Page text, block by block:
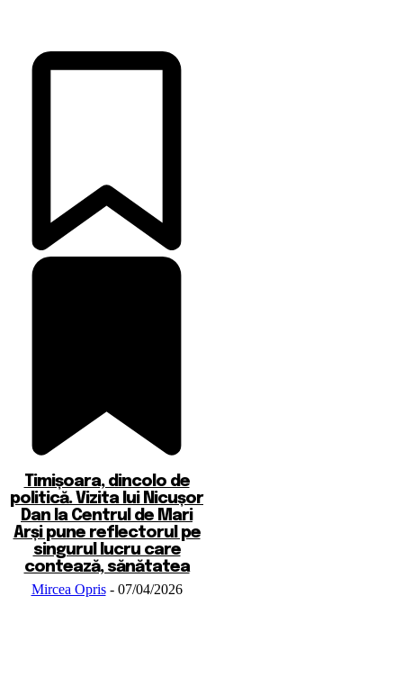
Timișoara, dincolo de
politică. Vizita lui Nicușor
Dan la Centrul de Mari
Arși pune reflectorul pe
singurul lucru care
contează, sănătatea
Mircea Opris - 07/04/2026